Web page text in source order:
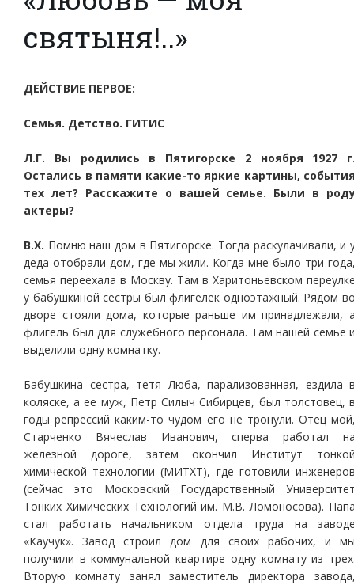
святыня!..»
ДЕЙСТВИЕ ПЕРВОЕ:
Семья. Детство. ГИТИС
Л.Г. Вы родились в Пятигорске 2 ноября 1927
Остались в памяти какие-то яркие картины,
тех лет? Расскажите о вашей семье. Были в
актеры?
В.Х. Помню наш дом в Пятигорске. Тогда раскулачивали, и
деда отобрали дом, где мы жили. Когда мне было три
семья переехала в Москву. Там в Харитоньевском
у бабушкиной сестры был флигелек одноэтажный. Рядом
дворе стояли дома, которые раньше им принадлежали,
флигель был для служебного персонала. Там нашей семье
выделили одну комнатку.
Бабушкина сестра, тетя Люба, парализованная, ездила
коляске, а ее муж, Петр Силыч Сибирцев, был толстовец,
годы репрессий каким-то чудом его не тронули. Отец
Старченко Вячеслав Иванович, сперва работал
железной дороге, затем окончил Институт
химической технологии (МИТХТ), где готовили
(сейчас это Московский Государственный
Тонких Химических Технологий им. М.В. Ломоносова).
стал работать начальником отдела труда на
«Каучук». Завод строил дом для своих рабочих, и
получили в коммунальной квартире одну комнату из
Вторую комнату занял заместитель директора